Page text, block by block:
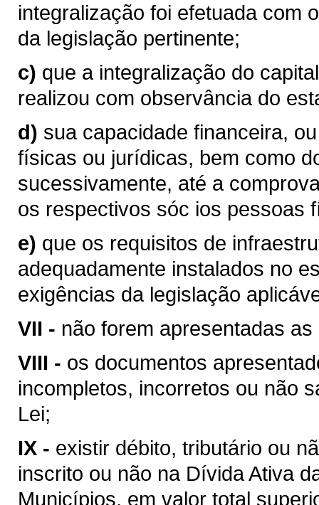
integralização foi efetuada com
da legislação pertinente;
c) que a integralização do
realizou com observância do
d) sua capacidade financeira,
físicas ou jurídicas, bem como
sucessivamente, até a
os respectivos sóc ios pessoas
e) que os requisitos de
adequadamente instalados no
exigências da legislação
VII - não forem apresentadas
VIII - os documentos
incompletos, incorretos ou não
Lei;
IX - existir débito, tributário ou
inscrito ou não na Dívida Ativa
Municípios, em valor total